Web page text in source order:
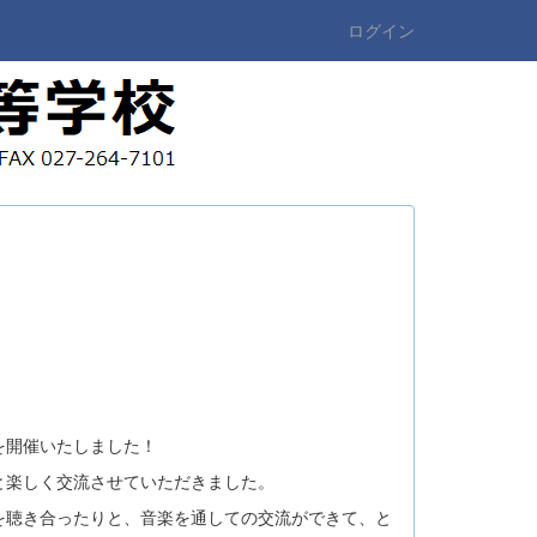
ログイン
催いたしました！
しく交流させていただきました。
き合ったりと、音楽を通しての交流ができて、と